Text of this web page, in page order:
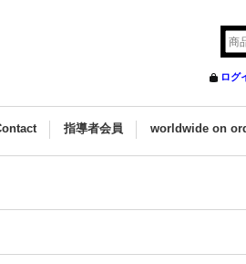
ログ
指導者会員 worldwide on